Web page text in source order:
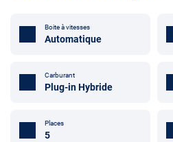
Boite à vitesses
Automatique
Carburant
Plug-in Hybride
Places
5